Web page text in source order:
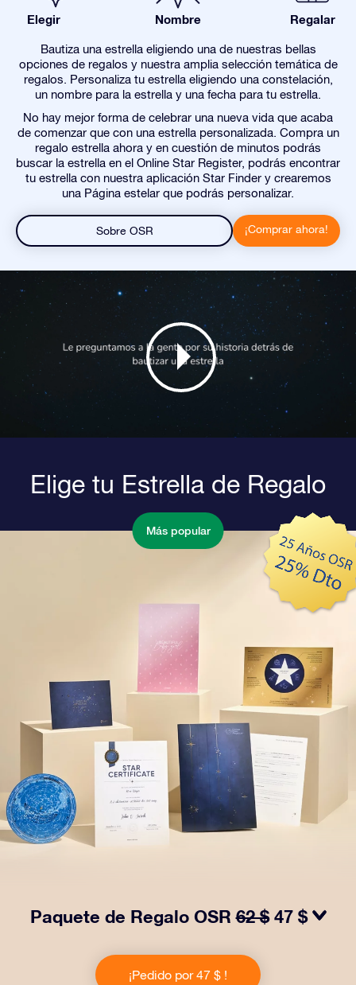
Elegir Nombre Regalar
Bautiza una estrella eligiendo una de nuestras bellas
opciones de regalos y nuestra amplia selección temática de
regalos. Personaliza tu estrella eligiendo una constelación,
un nombre para la estrella y una fecha para tu estrella.
No hay mejor forma de celebrar una nueva vida que acaba
de comenzar que con una estrella personalizada. Compra un
regalo estrella ahora y en cuestión de minutos podrás
buscar la estrella en el Online Star Register, podrás encontrar
tu estrella con nuestra aplicación Star Finder y crearemos
una Página estelar que podrás personalizar.
Sobre OSR ¡Comprar ahora!
Elige tu Estrella de Regalo
Más popular
Paquete de Regalo OSR62 $ 47 $
OSR! Este regalo incluye un bonito sobre y documentos
personalizados enviados a la dirección que elijas,
¡Pedido por 47 $ !